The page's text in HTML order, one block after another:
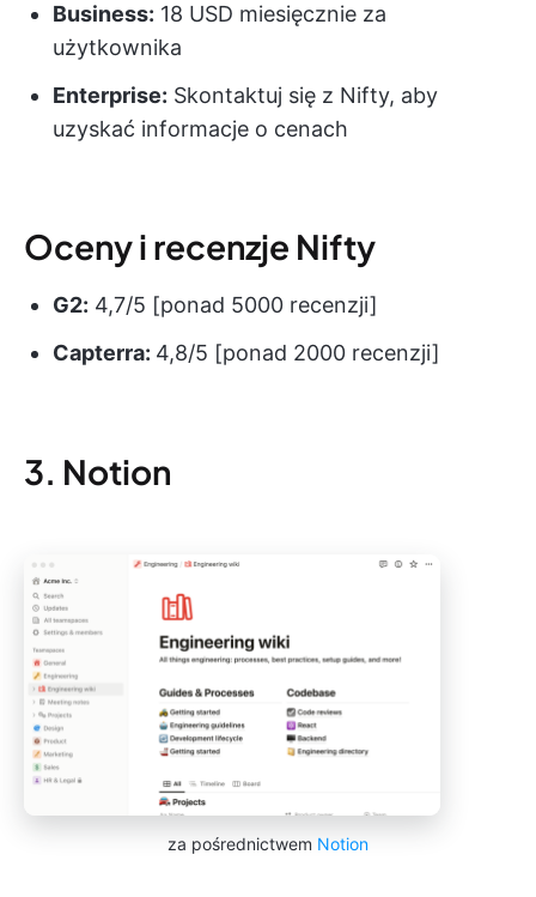
Business: 18 USD miesięcznie za
użytkownika
Enterprise: Skontaktuj się z Nifty, aby
uzyskać informacje o cenach
Oceny i recenzje Nifty
G2: 4,7/5 [ponad 5000 recenzji]
Capterra: 4,8/5 [ponad 2000 recenzji]
3. Notion
za pośrednictwem Notion